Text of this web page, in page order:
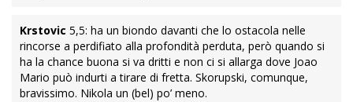
Krstovic 5,5: ha un biondo davanti che lo ostacola nelle
rincorse a perdifiato alla profondità perduta, però quando si
ha la chance buona si va dritti e non ci si allarga dove Joao
Mario può indurti a tirare di fretta. Skorupski, comunque,
bravissimo. Nikola un (bel) po’ meno.